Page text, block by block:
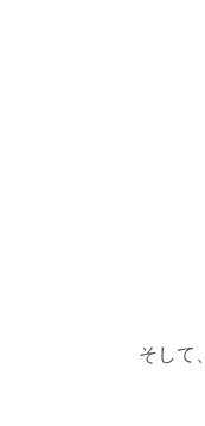
そして